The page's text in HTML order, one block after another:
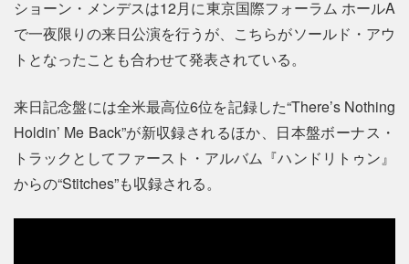
ショーン・メンデスは12月に東京国際フォーラム ホールA
で一夜限りの来日公演を行うが、こちらがソールド・アウ
トとなったことも合わせて発表されている。
来日記念盤には全米最高位6位を記録した“There’s Nothing
Holdin’ Me Back”が新収録されるほか、日本盤ボーナス・
トラックとしてファースト・アルバム『ハンドリトゥン』
からの“Stitches”も収録される。